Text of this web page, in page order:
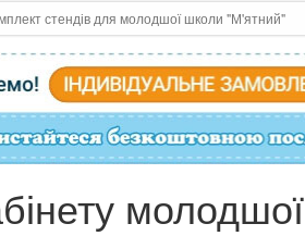
стендів для молодшої школи "М'ятний"
молодшої